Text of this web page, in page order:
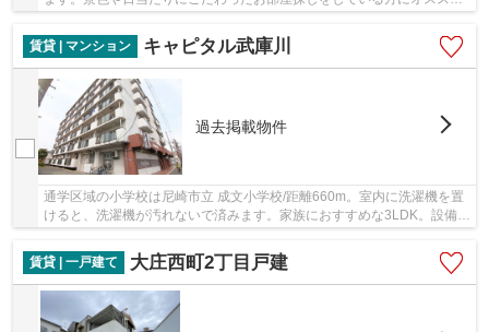
賃貸 | マンション
キャピタル武庫川
過去掲載物件
通学区域の小学校は尼崎市立 成文小学校/距離660m。室内に洗濯機を置
けると、洗濯機が汚れないで済みます。家族におすすめな3LDK。設備も
賃貸 | 一戸建て
大庄西町2丁目戸建